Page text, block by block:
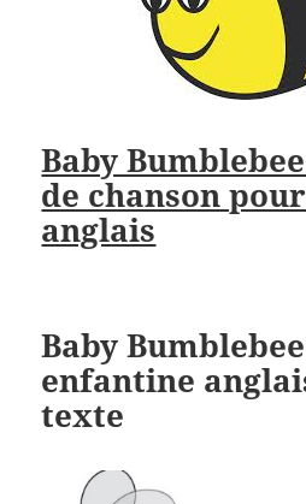
Baby
de chanson
anglais
Baby
enfantine
texte